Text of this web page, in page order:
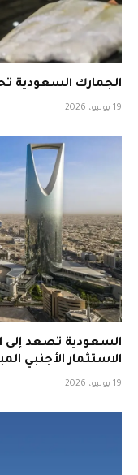
الجمارك السعودية تحبط 1131
19 يوليو، 2026
الاستثمار الأجنبي
19 يوليو، 2026